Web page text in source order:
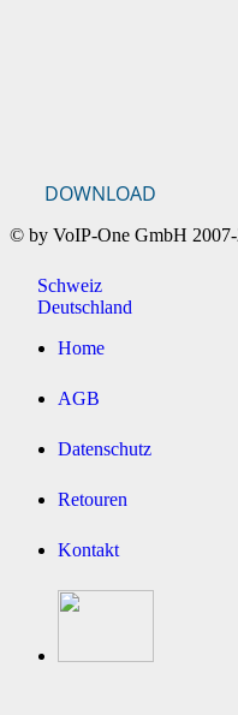
DOWNLOAD
© by VoIP-One GmbH
Schweiz
Deutschland
Home
AGB
Datenschutz
Retouren
Kontakt